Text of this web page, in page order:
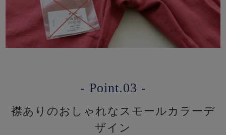
- Point.03 -
襟ありのおしゃれなスモールカラーデ
ザイン